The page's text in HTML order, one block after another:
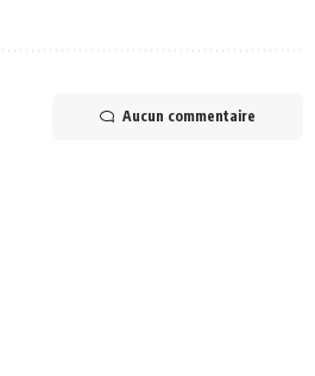
Aucun commentaire